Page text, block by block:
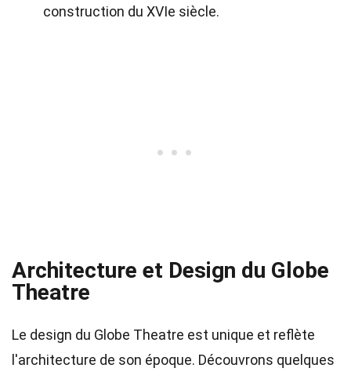
construction du XVIe siècle.
Architecture et Design du Globe
Theatre
Le design du Globe Theatre est unique et reflète
l'architecture de son époque. Découvrons quelques